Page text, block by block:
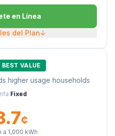
en Línea
del Plan↓
BEST VALUE
higher usage households
Fixed
¢
a 1,000 kWh